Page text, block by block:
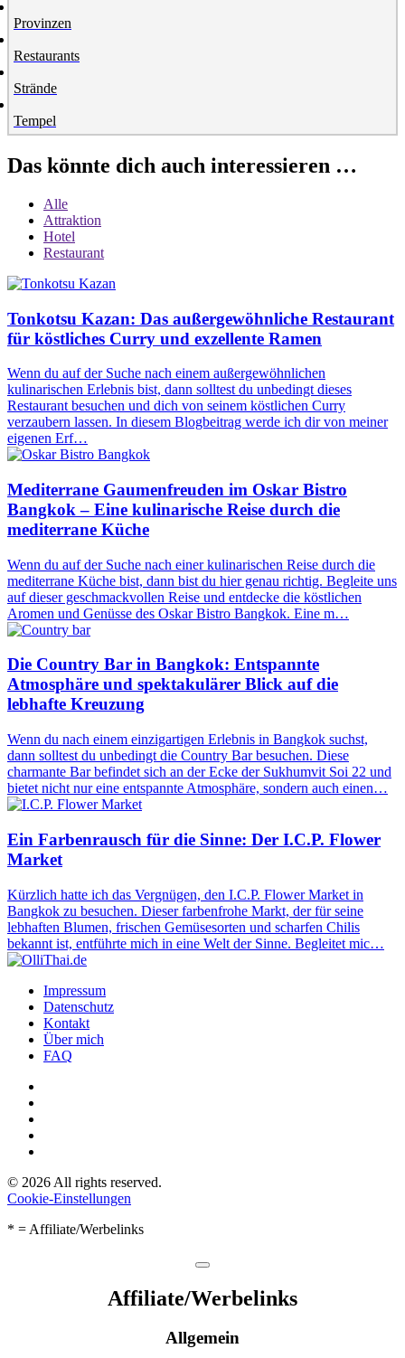
Provinzen
Restaurants
Strände
Tempel
Das könnte dich auch interessieren …
Alle
Attraktion
Hotel
Restaurant
Tonkotsu Kazan: Das außergewöhnliche Restaurant
für köstliches Curry und exzellente Ramen
Wenn du auf der Suche nach einem außergewöhnlichen
kulinarischen Erlebnis bist, dann solltest du unbedingt dieses
Restaurant besuchen und dich von seinem köstlichen Curry
verzaubern lassen. In diesem Blogbeitrag werde ich dir von meiner
eigenen Erf…
Mediterrane Gaumenfreuden im Oskar Bistro
Bangkok – Eine kulinarische Reise durch die
mediterrane Küche
Wenn du auf der Suche nach einer kulinarischen Reise durch die
mediterrane Küche bist, dann bist du hier genau richtig. Begleite uns
auf dieser geschmackvollen Reise und entdecke die köstlichen
Aromen und Genüsse des Oskar Bistro Bangkok. Eine m…
Die Country Bar in Bangkok: Entspannte
Atmosphäre und spektakulärer Blick auf die
lebhafte Kreuzung
Wenn du nach einem einzigartigen Erlebnis in Bangkok suchst,
dann solltest du unbedingt die Country Bar besuchen. Diese
charmante Bar befindet sich an der Ecke der Sukhumvit Soi 22 und
bietet nicht nur eine entspannte Atmosphäre, sondern auch einen…
Ein Farbenrausch für die Sinne: Der I.C.P. Flower
Market
Kürzlich hatte ich das Vergnügen, den I.C.P. Flower Market in
Bangkok zu besuchen. Dieser farbenfrohe Markt, der für seine
lebhaften Blumen, frischen Gemüsesorten und scharfen Chilis
bekannt ist, entführte mich in eine Welt der Sinne. Begleitet mic…
Impressum
Datenschutz
Kontakt
Über mich
FAQ
© 2026 All rights reserved.
Cookie-Einstellungen
* = Affiliate/Werbelinks
Affiliate/­Werbelinks
Allgemein